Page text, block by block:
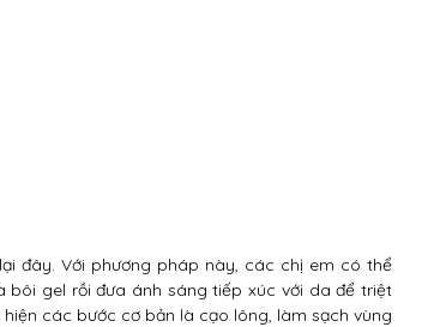
đây. Với phương pháp này, các chị em có thể
bôi gel rồi đưa ánh sáng tiếp xúc với da để triệt
các bước cơ bản là cạo lông, làm sạch vùng